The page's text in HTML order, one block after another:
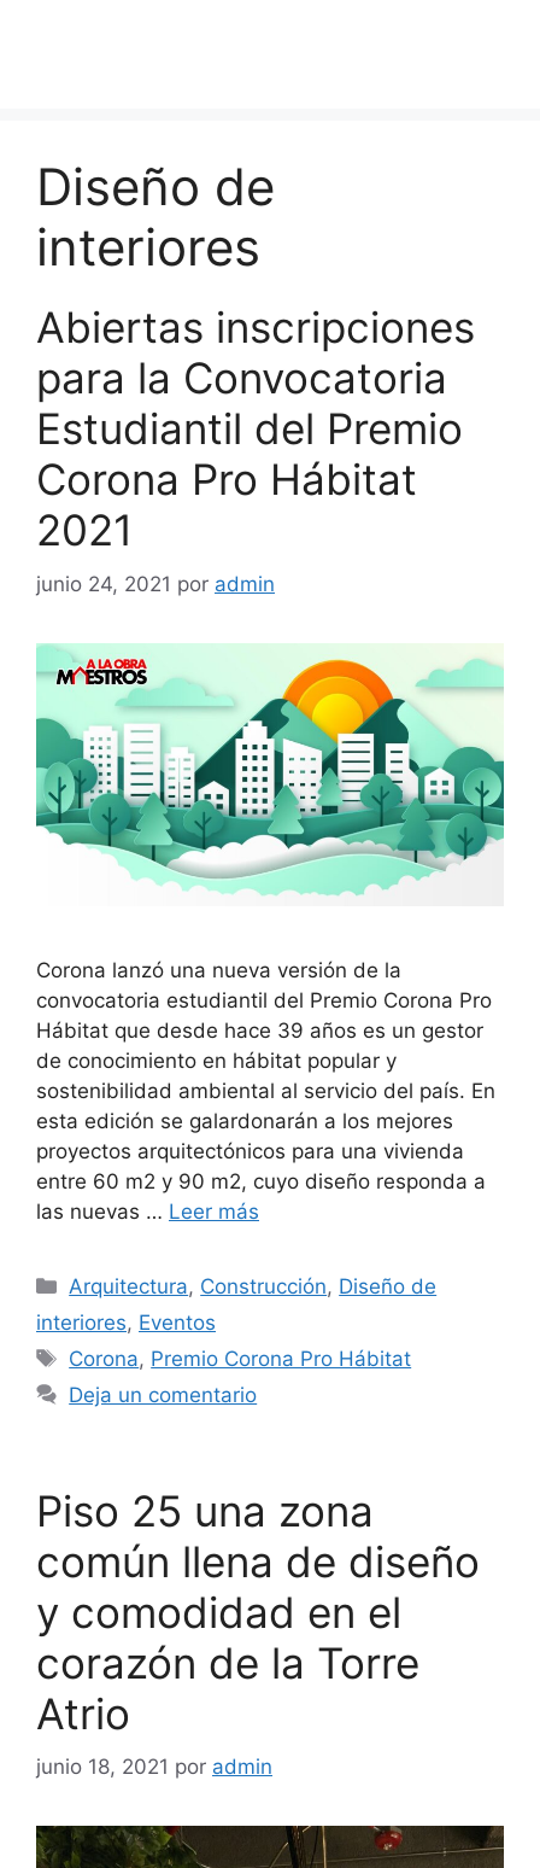
Diseño de
interiores
Abiertas inscripciones
para la Convocatoria
Estudiantil del Premio
Corona Pro Hábitat
2021
junio 24, 2021 por admin
Corona lanzó una nueva versión de la
convocatoria estudiantil del Premio Corona Pro
Hábitat que desde hace 39 años es un gestor
de conocimiento en hábitat popular y
sostenibilidad ambiental al servicio del país. En
esta edición se galardonarán a los mejores
proyectos arquitectónicos para una vivienda
entre 60 m2 y 90 m2, cuyo diseño responda a
las nuevas … Leer más
Categorías
Arquitectura, Construcción, Diseño de
interiores, Eventos
Etiquetas
Corona, Premio Corona Pro Hábitat
Deja un comentario
Piso 25 una zona
común llena de diseño
y comodidad en el
corazón de la Torre
Atrio
junio 18, 2021 por admin